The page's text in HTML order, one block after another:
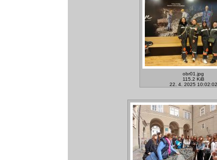
obr01.jpg
115.2 KiB
22. 4. 2025 10:02:02